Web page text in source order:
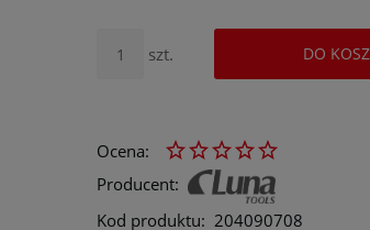
szt. DO
Ocena:
Producent:
Kod produktu: 204090708